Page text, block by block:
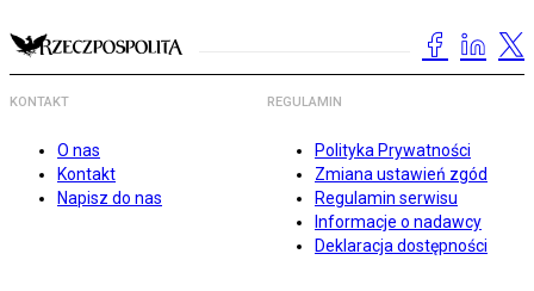
KONTAKT
O nas
Kontakt
Napisz do nas
REGULAMIN
Polityka Prywatności
Zmiana ustawień zgód
Regulamin serwisu
Informacje o nadawcy
Deklaracja dostępności